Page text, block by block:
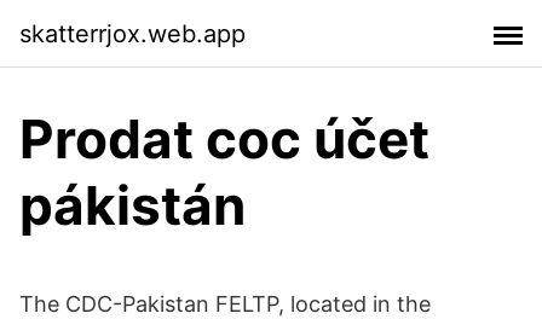
skatterrjox.web.app
Prodat coc účet
pákistán
The CDC-Pakistan FELTP, located in the